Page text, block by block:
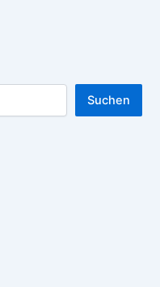
Suchen